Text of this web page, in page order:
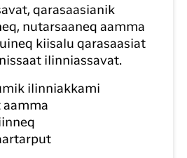
qarasaasianik
nutarsaaneq aamma
kiisalu qarasaasiat
ilinniassavat.
ilinniakkami
aamma